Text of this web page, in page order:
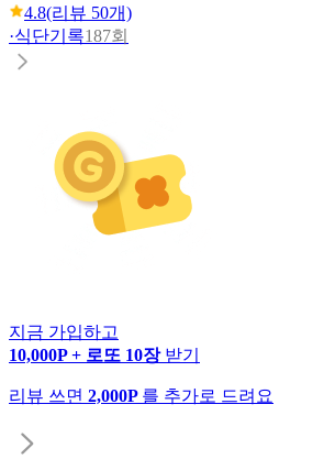
4.8(리뷰 50개)
·식단기록187회
지금 가입하고
10,000P + 로또 10장 받기
리뷰 쓰면 2,000P 를 추가로 드려요